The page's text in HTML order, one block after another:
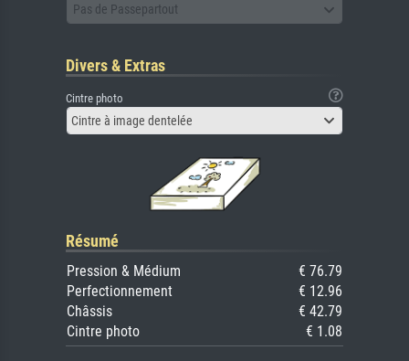
Pas de Passepartout
Divers & Extras
Cintre photo
Cintre à image dentelée
Résumé
Pression & Médium
€ 76.79
Perfectionnement
€ 12.96
Châssis
€ 42.79
Cintre photo
€ 1.08